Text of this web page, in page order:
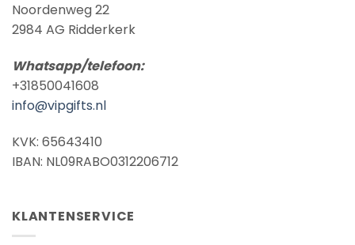
Noordenweg 22
2984 AG Ridderkerk
Whatsapp/telefoon:
+31850041608
info@vipgifts.nl
KVK: 65643410
IBAN: NL09RABO0312206712
KLANTENSERVICE